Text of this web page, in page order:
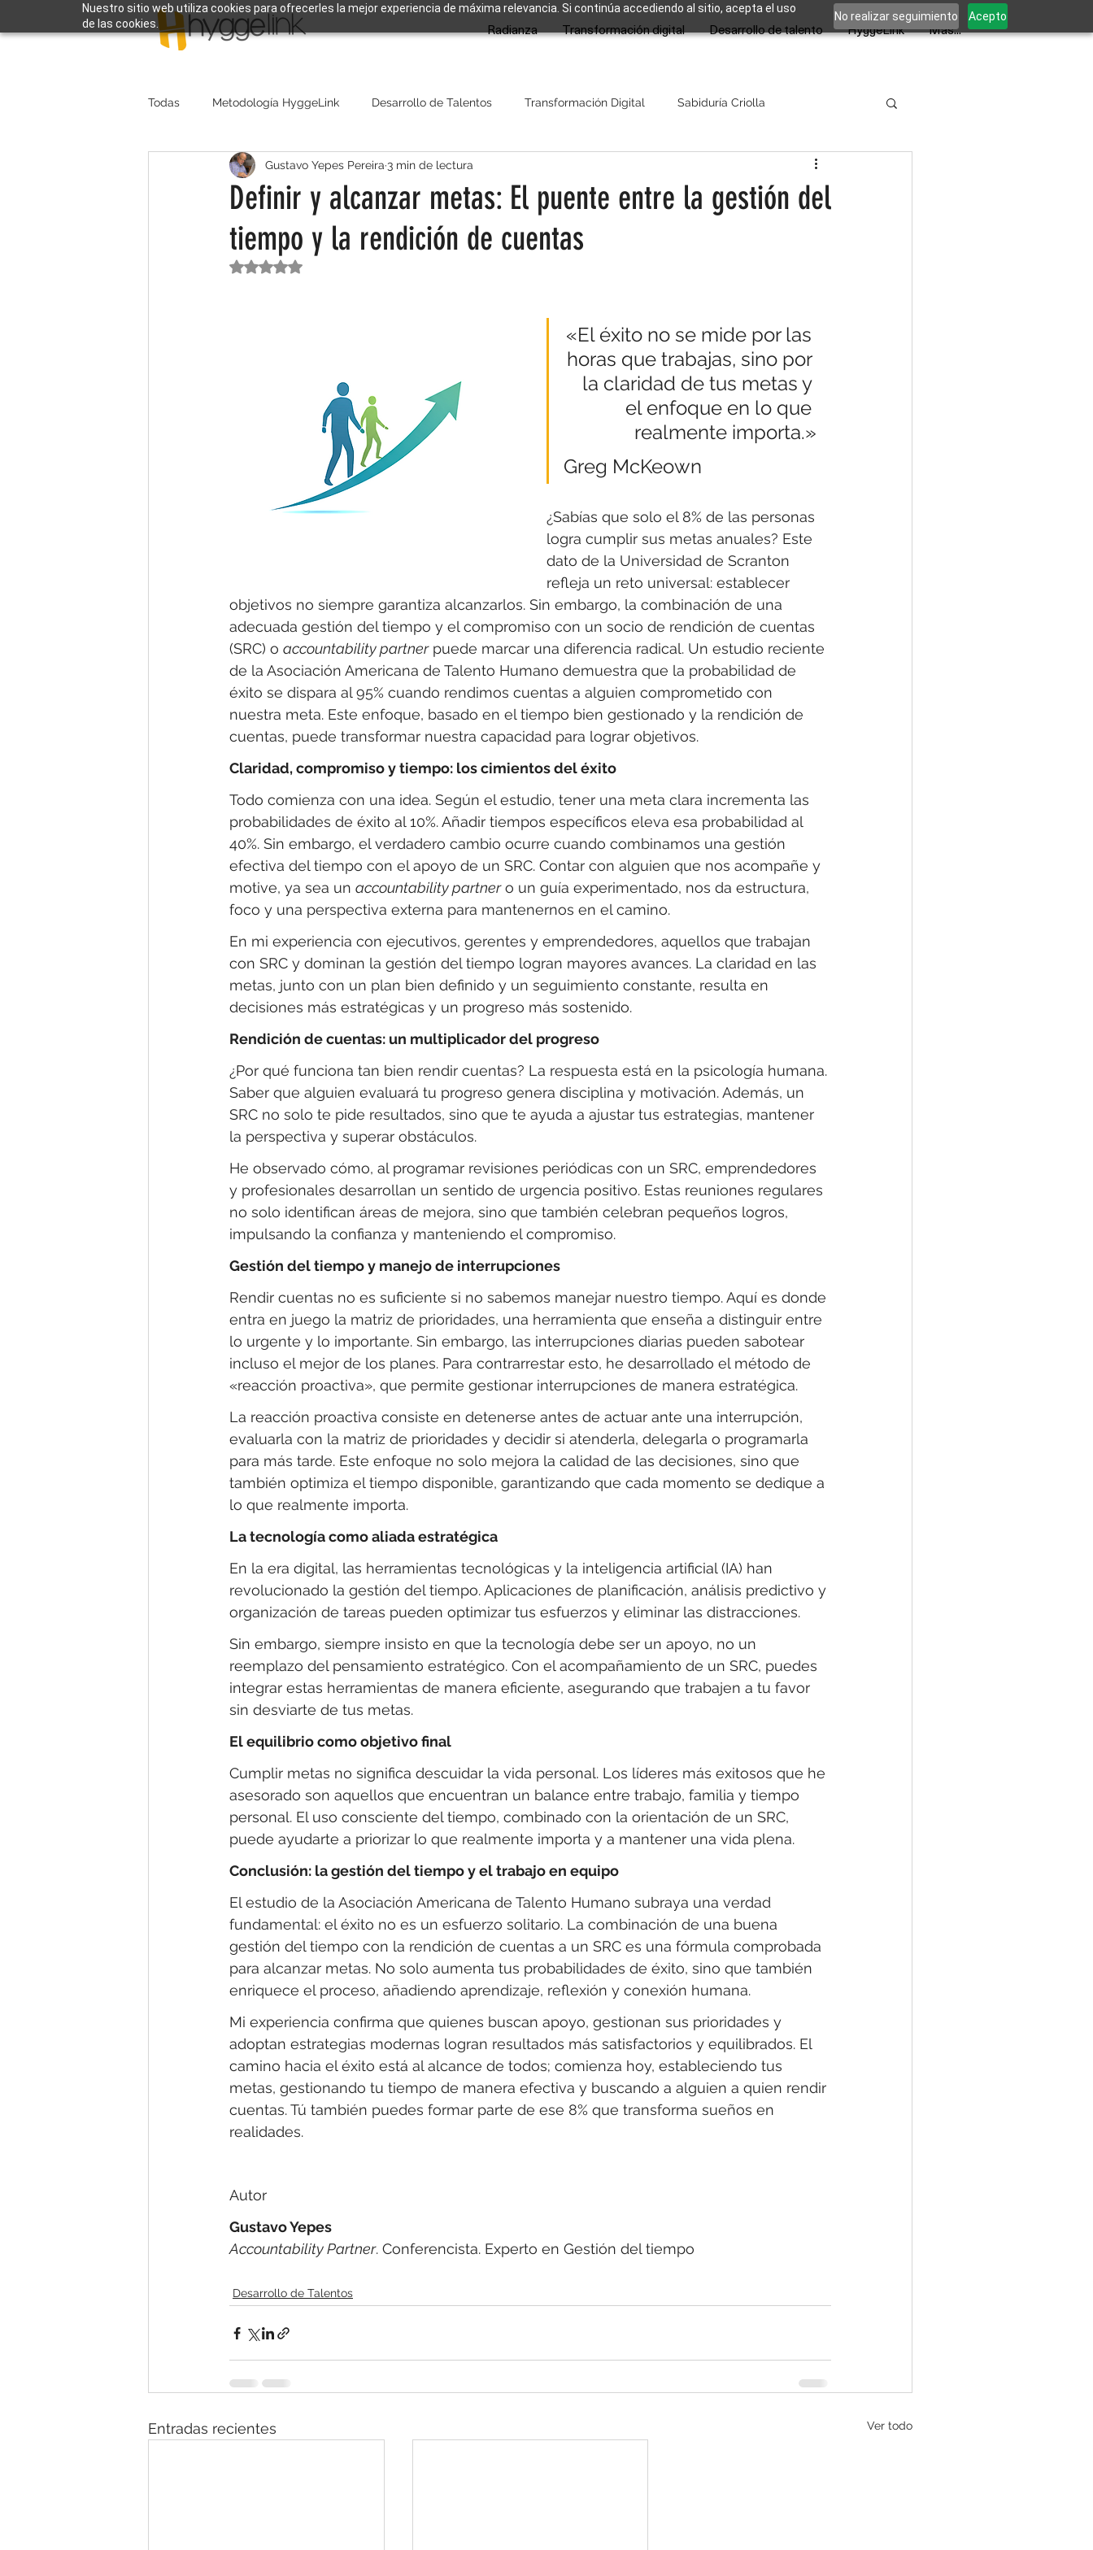
Nuestro sitio web utiliza cookies para ofrecerles la mejor experiencia de máxima relevancia. Si continúa accediendo al sitio, acepta el uso
de las cookies.
No realizar seguimiento Acepto
Radianza Transformación digital Desarrollo de talento HyggeLink Más...
Todas Metodología HyggeLink Desarrollo de Talentos Transformación Digital Sabiduría Criolla
Definir y alcanzar metas: El puente entre la gestión del
tiempo y la rendición de cuentas
Gustavo Yepes Pereira 3 min de lectura
Obtuvo NaN de 5 estrellas.
«El éxito no se mide por las
horas que trabajas, sino por
la claridad de tus metas y
el enfoque en lo que
realmente importa.»
Greg McKeown
¿Sabías que solo el 8% de las personas
logra cumplir sus metas anuales? Este
dato de la Universidad de Scranton
refleja un reto universal: establecer
objetivos no siempre garantiza alcanzarlos. Sin embargo, la combinación de una
adecuada gestión del tiempo y el compromiso con un socio de rendición de cuentas
(SRC) o accountability partner puede marcar una diferencia radical. Un estudio reciente
de la Asociación Americana de Talento Humano demuestra que la probabilidad de
éxito se dispara al 95% cuando rendimos cuentas a alguien comprometido con
nuestra meta. Este enfoque, basado en el tiempo bien gestionado y la rendición de
cuentas, puede transformar nuestra capacidad para lograr objetivos.
Claridad, compromiso y tiempo: los cimientos del éxito
Todo comienza con una idea. Según el estudio, tener una meta clara incrementa las
probabilidades de éxito al 10%. Añadir tiempos específicos eleva esa probabilidad al
40%. Sin embargo, el verdadero cambio ocurre cuando combinamos una gestión
efectiva del tiempo con el apoyo de un SRC. Contar con alguien que nos acompañe y
motive, ya sea un accountability partner o un guía experimentado, nos da estructura,
foco y una perspectiva externa para mantenernos en el camino.
En mi experiencia con ejecutivos, gerentes y emprendedores, aquellos que trabajan
con SRC y dominan la gestión del tiempo logran mayores avances. La claridad en las
metas, junto con un plan bien definido y un seguimiento constante, resulta en
decisiones más estratégicas y un progreso más sostenido.
Rendición de cuentas: un multiplicador del progreso
¿Por qué funciona tan bien rendir cuentas? La respuesta está en la psicología humana.
Saber que alguien evaluará tu progreso genera disciplina y motivación. Además, un
SRC no solo te pide resultados, sino que te ayuda a ajustar tus estrategias, mantener
la perspectiva y superar obstáculos.
He observado cómo, al programar revisiones periódicas con un SRC, emprendedores
y profesionales desarrollan un sentido de urgencia positivo. Estas reuniones regulares
no solo identifican áreas de mejora, sino que también celebran pequeños logros,
impulsando la confianza y manteniendo el compromiso.
Gestión del tiempo y manejo de interrupciones
Rendir cuentas no es suficiente si no sabemos manejar nuestro tiempo. Aquí es donde
entra en juego la matriz de prioridades, una herramienta que enseña a distinguir entre
lo urgente y lo importante. Sin embargo, las interrupciones diarias pueden sabotear
incluso el mejor de los planes. Para contrarrestar esto, he desarrollado el método de
«reacción proactiva», que permite gestionar interrupciones de manera estratégica.
La reacción proactiva consiste en detenerse antes de actuar ante una interrupción,
evaluarla con la matriz de prioridades y decidir si atenderla, delegarla o programarla
para más tarde. Este enfoque no solo mejora la calidad de las decisiones, sino que
también optimiza el tiempo disponible, garantizando que cada momento se dedique a
lo que realmente importa.
La tecnología como aliada estratégica
En la era digital, las herramientas tecnológicas y la inteligencia artificial (IA) han
revolucionado la gestión del tiempo. Aplicaciones de planificación, análisis predictivo y
organización de tareas pueden optimizar tus esfuerzos y eliminar las distracciones.
Sin embargo, siempre insisto en que la tecnología debe ser un apoyo, no un
reemplazo del pensamiento estratégico. Con el acompañamiento de un SRC, puedes
integrar estas herramientas de manera eficiente, asegurando que trabajen a tu favor
sin desviarte de tus metas.
El equilibrio como objetivo final
Cumplir metas no significa descuidar la vida personal. Los líderes más exitosos que he
asesorado son aquellos que encuentran un balance entre trabajo, familia y tiempo
personal. El uso consciente del tiempo, combinado con la orientación de un SRC,
puede ayudarte a priorizar lo que realmente importa y a mantener una vida plena.
Conclusión: la gestión del tiempo y el trabajo en equipo
El estudio de la Asociación Americana de Talento Humano subraya una verdad
fundamental: el éxito no es un esfuerzo solitario. La combinación de una buena
gestión del tiempo con la rendición de cuentas a un SRC es una fórmula comprobada
para alcanzar metas. No solo aumenta tus probabilidades de éxito, sino que también
enriquece el proceso, añadiendo aprendizaje, reflexión y conexión humana.
Mi experiencia confirma que quienes buscan apoyo, gestionan sus prioridades y
adoptan estrategias modernas logran resultados más satisfactorios y equilibrados. El
camino hacia el éxito está al alcance de todos; comienza hoy, estableciendo tus
metas, gestionando tu tiempo de manera efectiva y buscando a alguien a quien rendir
cuentas. Tú también puedes formar parte de ese 8% que transforma sueños en
realidades.
Autor
Gustavo Yepes
Accountability Partner. Conferencista. Experto en Gestión del tiempo
Desarrollo de Talentos
Entradas recientes Ver todo